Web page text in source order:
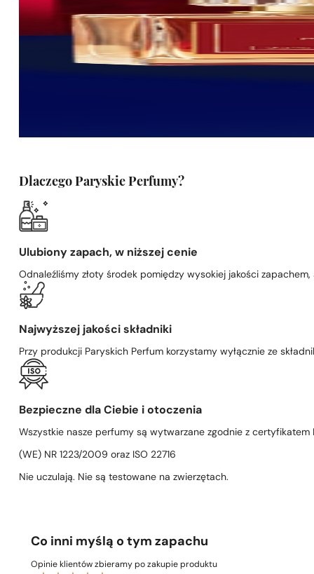
Dlaczego Paryskie Perfumy?
Ulubiony zapach, w niższej cenie
Odnaleźliśmy złoty środek pomiędzy wysokiej jakości
Najwyższej jakości składniki
Przy produkcji Paryskich Perfum korzystamy wyłącznie ze
Bezpieczne dla Ciebie i otoczenia
Wszystkie nasze perfumy są wytwarzane zgodnie z certyfikatem
(WE) NR 1223/2009 oraz ISO 22716
Nie uczulają. Nie są testowane na zwierzętach.
Co inni myślą o tym zapachu
Opinie klientów zbieramy po zakupie produktu